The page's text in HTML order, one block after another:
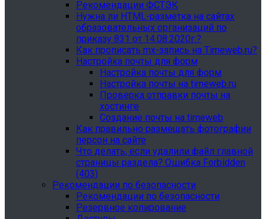
Рекомендации ФСТЭК
Нужна ли HTML-разметка на сайтах
образовательных организаций по
приказу 831 от 14.08.2020г.?
Как прописать mx-запись на Timeweb.ru?
Настройка почты для форм
Настройка почты для форм
Настройка почты на timeweb.ru
Проверка отправки почты на
хостинге
Создание почты на timeweb
Как правильно размещать фотографии
персон на сайте
Что делать, если удалили файл главной
страницы раздела? Ошибка Forbidden
(403)
Рекомендации по безопасности
Рекомендации по безопасности
Резервное копирование